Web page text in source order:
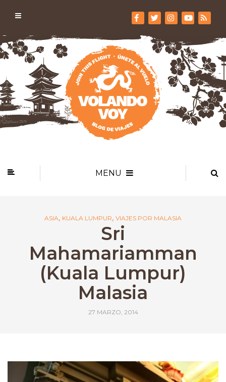
MENU
ASIA, KUALA LUMPUR, VIAJES POR MALASIA
Sri
Mahamariamman
(Kuala Lumpur)
Malasia
27 MARZO, 2014